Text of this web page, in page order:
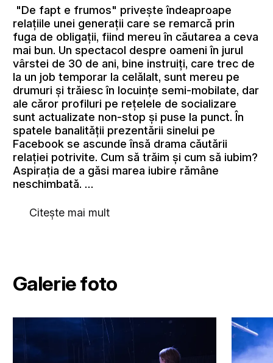
"De fapt e frumos" priveşte îndeaproape
relațiile unei generații care se remarcă prin
fuga de obligații, fiind mereu în căutarea a ceva
mai bun. Un spectacol despre oameni în jurul
vârstei de 30 de ani, bine instruiți, care trec de
la un job temporar la celălalt, sunt mereu pe
drumuri și trăiesc în locuințe semi-mobilate, dar
ale căror profiluri pe rețelele de socializare
sunt actualizate non-stop și puse la punct. În
spatele banalității prezentării sinelui pe
Facebook se ascunde însă drama căutării
relaţiei potrivite. Cum să trăim şi cum să iubim?
Aspiraţia de a găsi marea iubire rămâne
neschimbată. …
Citește mai mult
Galerie foto